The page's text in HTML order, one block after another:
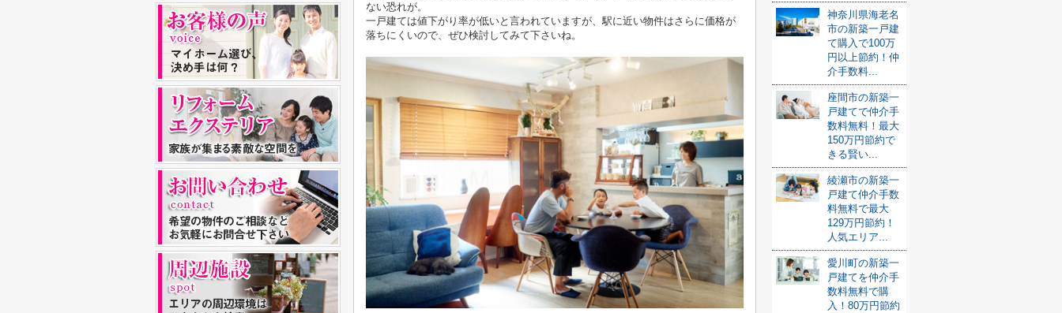
ない恐れが。
一戸建ては値下がり率が低いと言われていますが、駅に近い物件はさらに価格が
落ちにくいので、ぜひ検討してみて下さいね。
神奈川県海老名
市の新築一戸建
て購入で100万
円以上節約！仲
介手数料...
座間市の新築一
戸建てで仲介手
数料無料！最大
150万円節約で
きる賢い...
綾瀬市の新築一
戸建て仲介手数
料無料で最大
129万円節約！
人気エリア...
愛川町の新築一
戸建てを仲介手
数料無料で購
入！80万円節約